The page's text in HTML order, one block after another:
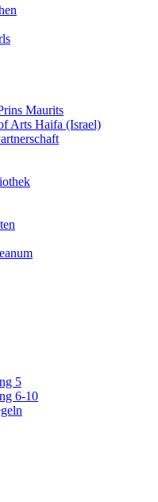
Maurits
Arts Haifa (Israel)
5
6-10